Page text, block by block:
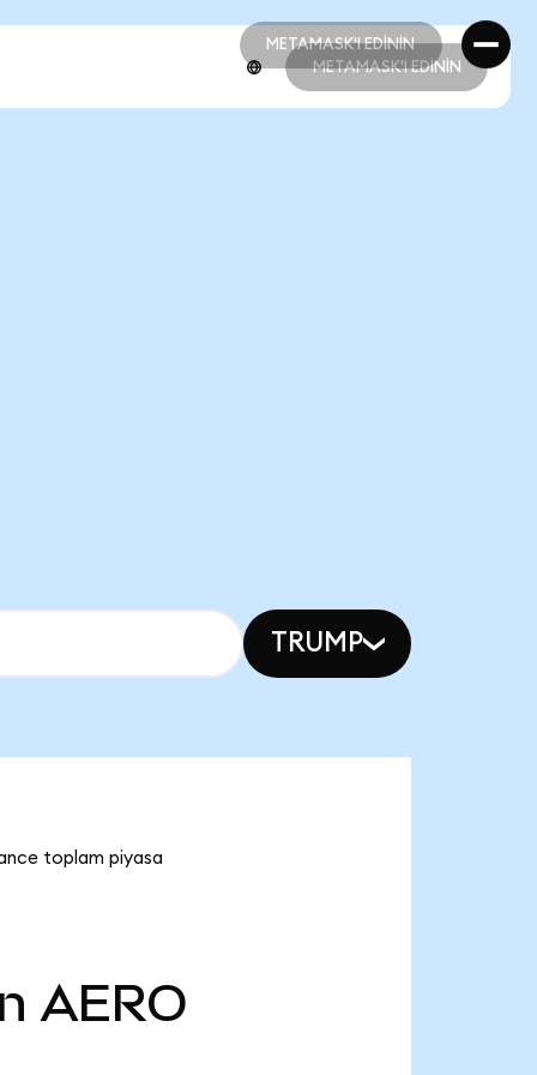
METAMASK'I EDİNİN
METAMASK'I EDİNİN
METAMASK'I EDİNİN
TRUMP
toplam piyasa
AERO